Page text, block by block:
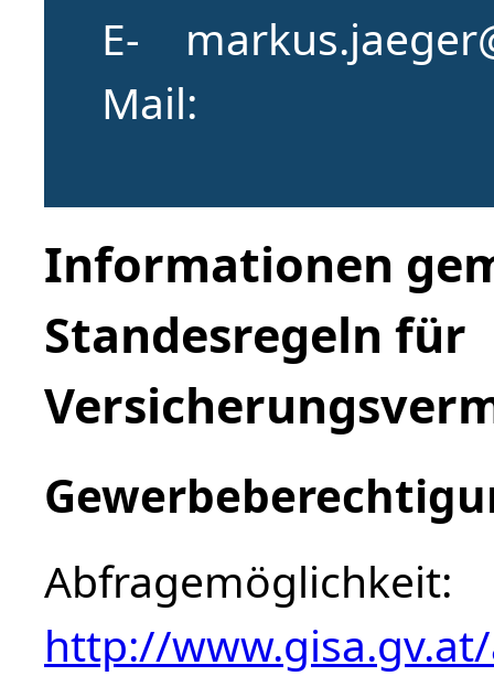
E-
Mail
Informationen
Standesregeln für
Abfragemöglichkeit:
http://